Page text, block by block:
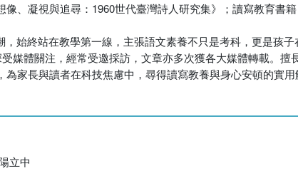
像、凝視與追尋：1960世代臺灣詩人研究集》；讀寫教育書
始終站在教學第一線，主張語文素養不只是考科，更是孩
媒體關注，經常受邀採訪，文章亦多次獲各大媒體轉載。
家長與讀者在科技焦慮中，尋得讀寫教養與身心安頓的實用
立中